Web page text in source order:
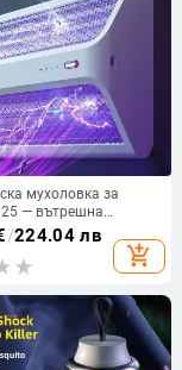
мухоловка за
— вътрешна
се, за
/224.04 лв
add_shopping_cart